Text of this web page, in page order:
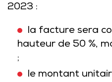
2023 :
la facture sera
hauteur de 50 %,
;
le montant